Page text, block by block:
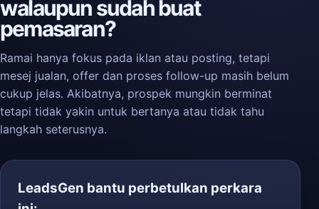
walaupun sudah buat
pemasaran?
Ramai hanya fokus pada iklan atau posting, tetapi
mesej jualan, offer dan proses follow-up masih belum
cukup jelas. Akibatnya, prospek mungkin berminat
tetapi tidak yakin untuk bertanya atau tidak tahu
langkah seterusnya.
LeadsGen bantu perbetulkan perkara